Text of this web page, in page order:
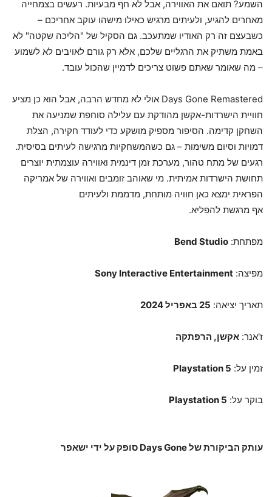
השמע? תואם את האווירה, אבל לא חף מבעיות. רעשים בצמחייה
מאחרים להגיע, ולעיתים מרגיש כאילו מישהו עוקב אחריכם –
כשבעצם זה רק האודיו שמתעכב. גם הסקיל של "הליכה שקטה" לא
באמת משתיק את הרגליים שלכם, אלא רק גורם לאויבים לא לשמוע
– מה שאומר שאתם פשוט צריכים לדמיין שהכול עובד.
Days Gone Remastered אולי לא מחדש הרבה, אבל הוא כן מציע
חוויית הישרדות-אקשן מהודקת עם עלילה סוחפת שמניעה את
השחקן קדימה. הסיפור מספיק מושקע כדי לעודד חקירה, הצלת
דמויות וסיום משימות – גם כשהמשחקיות מרגישה לעיתים בסיסית.
רגעים של מתח טהור, מערכת זמן דינמית ואווירה עוצמתית יוצרים
תחושת הישרדות אמיתית. מי שאוהב זומבים ואווירה של אמריקה
הפראית ימצא כאן חוויה מותחת, מדממת ולעיתים
אף מרגשת להפליא.
מפתחת: Bend Studio
מפיצה: Sony Interactive Entertainment
תאריך יציאה: 25 באפריל 2024
ז'אנר: אקשן, הרפתקה
זמין על: Playstation 5
בוקר על: Playstation 5
עותק הביקורת של Days Gone סופק על ידי ישאפר